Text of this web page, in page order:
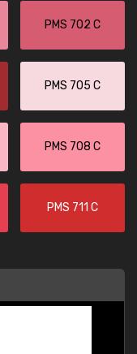
PMS 702 C
PMS 705 C
PMS 708 C
PMS 711 C